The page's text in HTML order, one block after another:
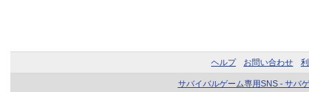
ヘルプ お問い合わせ
サバイバルゲーム専用SNS - サバ